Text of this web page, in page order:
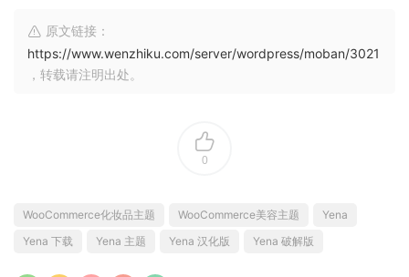
原文链接：
https://www.wenzhiku.com/server/wordpress/moban/3021
，转载请注明出处。
0
WooCommerce化妆品主题 WooCommerce美容主题
Yena
Yena 下载
Yena 主题 Yena 汉化版 Yena 破解版